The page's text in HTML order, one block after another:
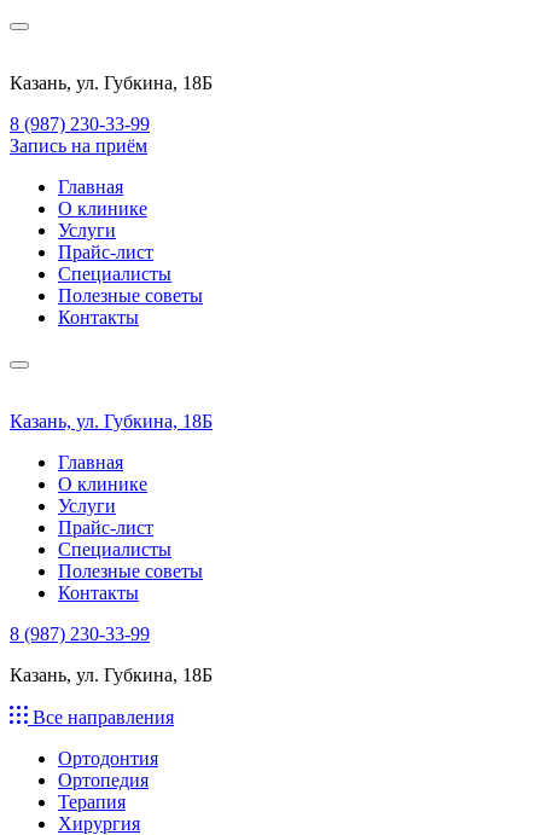
Казань, ул. Губкина, 18Б
8 (987) 230-33-99
Запись на приём
Главная
О клинике
Услуги
Прайс-лист
Специалисты
Полезные советы
Контакты
Казань, ул. Губкина, 18Б
Главная
О клинике
Услуги
Прайс-лист
Специалисты
Полезные советы
Контакты
8 (987) 230-33-99
Казань, ул. Губкина, 18Б
Все направления
Ортодонтия
Ортопедия
Терапия
Хирургия